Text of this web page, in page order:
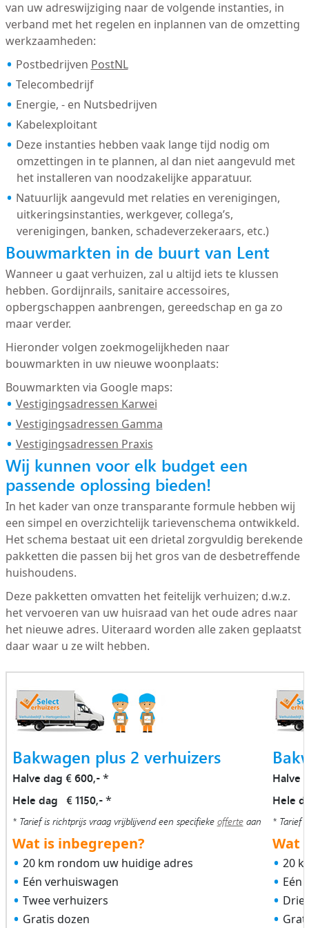
van uw adreswijziging naar de volgende instanties, in
verband met het regelen en inplannen van de omzetting
werkzaamheden:
Postbedrijven PostNL
Telecombedrijf
Energie, - en Nutsbedrijven
Kabelexploitant
Deze instanties hebben vaak lange tijd nodig om
omzettingen in te plannen, al dan niet aangevuld met
het installeren van noodzakelijke apparatuur.
Natuurlijk aangevuld met relaties en verenigingen,
uitkeringsinstanties, werkgever, collega’s,
verenigingen, banken, schadeverzekeraars, etc.)
Bouwmarkten in de buurt van Lent
Wanneer u gaat verhuizen, zal u altijd iets te klussen
hebben. Gordijnrails, sanitaire accessoires,
opbergschappen aanbrengen, gereedschap en ga zo
maar verder.
Hieronder volgen zoekmogelijkheden naar
bouwmarkten in uw nieuwe woonplaats:
Bouwmarkten via Google maps:
Vestigingsadressen Karwei
Vestigingsadressen Gamma
Vestigingsadressen Praxis
Wij kunnen voor elk budget een
passende oplossing bieden!
In het kader van onze transparante formule hebben wij
een simpel en overzichtelijk tarievenschema ontwikkeld.
Het schema bestaat uit een drietal zorgvuldig berekende
pakketten die passen bij het gros van de desbetreffende
huishoudens.
Deze pakketten omvatten het feitelijk verhuizen; d.w.z.
het vervoeren van uw huisraad van het oude adres naar
het nieuwe adres. Uiteraard worden alle zaken geplaatst
daar waar u ze wilt hebben.
Bakwagen plus 2 verhuizers
Halve dag € 600,-*
Hele dag € 1150,-*
* Tarief is richtprijs vraag vrijblijvend een specifieke offerteaan
Wat is inbegrepen?
20 km rondom uw huidige adres
Eén verhuiswagen
Twee verhuizers
Gratis dozen
Halve
Hele
* Tarief
Wat
20
Eén
Drie